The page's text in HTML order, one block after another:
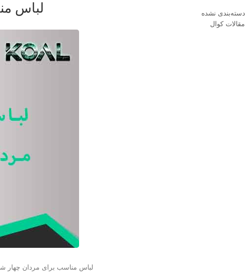
دسته‌بندی نشده
مقالات کوال
لباس
لباس مناسب برای مردان چهار